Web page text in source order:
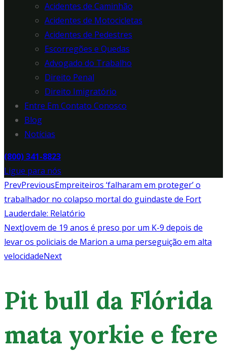
Acidentes de Caminhão
Acidentes de Motocicletas
Acidentes de Pedestres
Escorregões e Quedas
Advogado do Trabalho
Direito Penal
Direito Imigratório
Entre Em Contato Conosco
Blog
Notícias
(800) 341-8823
Ligue para nós
PrevPreviousEmpreiteiros ‘falharam em proteger’ o
trabalhador no colapso mortal do guindaste de Fort
Lauderdale: Relatório
NextJovem de 19 anos é preso por um K-9 depois de
levar os policiais de Marion a uma perseguição em alta
velocidadeNext
Pit bull da Flórida
mata yorkie e fere